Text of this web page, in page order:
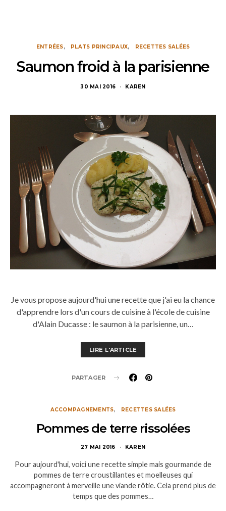
ENTRÉES PLATS PRINCIPAUX RECETTES SALÉES
Saumon froid à la parisienne
30 MAI 2016 KAREN
Je vous propose aujourd'hui une recette que j'ai eu la chance
d'apprendre lors d'un cours de cuisine à l'école de cuisine
d'Alain Ducasse : le saumon à la parisienne, un…
LIRE L'ARTICLE
PARTAGER
ACCOMPAGNEMENTS RECETTES SALÉES
Pommes de terre rissolées
27 MAI 2016 KAREN
Pour aujourd'hui, voici une recette simple mais gourmande de
pommes de terre croustillantes et moelleuses qui
accompagneront à merveille une viande rôtie. Cela prend plus de
temps que des pommes…